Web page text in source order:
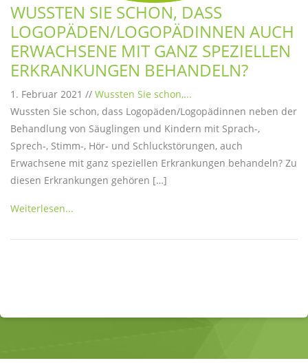
WUSSTEN SIE SCHON, DASS
LOGOPÄDEN/LOGOPÄDINNEN AUCH
ERWACHSENE MIT GANZ SPEZIELLEN
ERKRANKUNGEN BEHANDELN?
1. Februar 2021 // Wussten Sie schon,...
Wussten Sie schon, dass Logopäden/Logopädinnen neben der
Behandlung von Säuglingen und Kindern mit Sprach-,
Sprech-, Stimm-, Hör- und Schluckstörungen, auch
Erwachsene mit ganz speziellen Erkrankungen behandeln? Zu
diesen Erkrankungen gehören […]
Weiterlesen...